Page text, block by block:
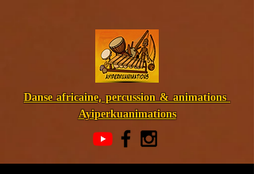
Danse africaine, percussion & animations
Ayiperkuanimations